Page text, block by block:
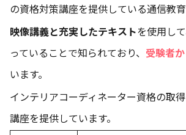
の資格対策講座を提供している通信教育
映像講義と充実したテキストを使用して
っていることで知られており、 受験者
います。
インテリアコーディネーター資格の取
講座を提供しています。